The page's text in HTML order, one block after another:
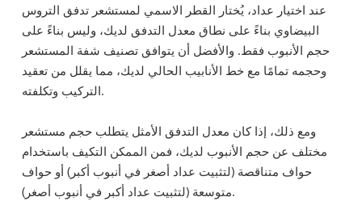
عند اختيار عداد، يُختار القطر الاسمي لمستشعر تدفق التروس
البيضاوي بناءً على نطاق معدل التدفق لديك، وليس بناءً على
حجم الأنبوب فقط. والأفضل أن يتوافق تصنيف شفة المستشعر
وحجمه تمامًا مع خط الأنابيب الحالي لديك، مما يقلل من تعقيد
التركيب وتكلفته.
ومع ذلك، إذا كان معدل التدفق الأمثل يتطلب حجم مستشعر
مختلف عن حجم الأنبوب لديك، فمن الممكن التكيف باستخدام
حواف متناقصة (لتثبيت عداد أصغر في أنبوب أكبر) أو حواف
متوسعة (لتثبيت عداد أكبر في أنبوب أصغر).